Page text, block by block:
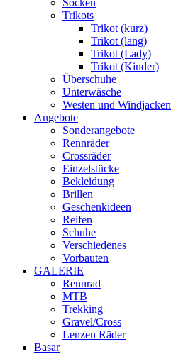
Socken
Trikots
Trikot (kurz)
Trikot (lang)
Trikot (Lady)
Trikot (Kinder)
Überschuhe
Unterwäsche
Westen und Windjacken
Angebote
Sonderangebote
Rennräder
Crossräder
Einzelstücke
Bekleidung
Brillen
Geschenkideen
Reifen
Schuhe
Verschiedenes
Vorbauten
GALERIE
Rennrad
MTB
Trekking
Gravel/Cross
Lenzen Räder
Basar